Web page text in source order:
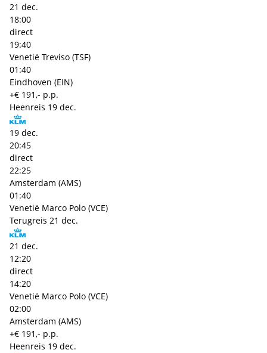
21 dec.
18:00
direct
19:40
Venetië Treviso (TSF)
01:40
Eindhoven (EIN)
+€ 191,- p.p.
Heenreis 19 dec.
19 dec.
20:45
direct
22:25
Amsterdam (AMS)
01:40
Venetië Marco Polo (VCE)
Terugreis 21 dec.
21 dec.
12:20
direct
14:20
Venetië Marco Polo (VCE)
02:00
Amsterdam (AMS)
+€ 191,- p.p.
Heenreis 19 dec.